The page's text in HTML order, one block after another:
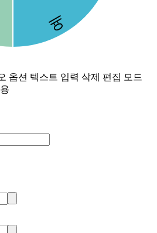
옵션 텍스트 입력 삭제 편집 모드